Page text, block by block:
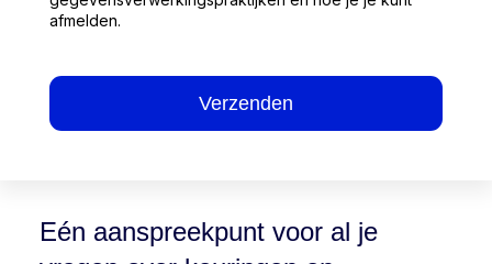
afmelden.
Eén aanspreekpunt voor al je